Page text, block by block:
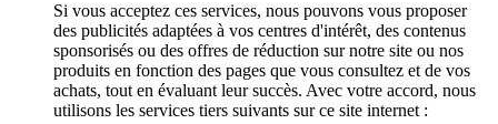
Si vous acceptez ces services, nous pouvons vous proposer
des publicités adaptées à vos centres d'intérêt, des contenus
sponsorisés ou des offres de réduction sur notre site ou nos
produits en fonction des pages que vous consultez et de vos
achats, tout en évaluant leur succès. Avec votre accord, nous
utilisons les services tiers suivants sur ce site internet :